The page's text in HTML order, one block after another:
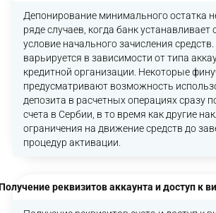
Депонирование минимального остатка
ряде случаев, когда банк устанавливает
условие начального зачисления
варьируется в зависимости от типа
кредитной организации. Некоторые
предусматривают возможность
депозита в расчетных операциях сразу
счета в Сербии, в то время как другие
ограничения на движение средств до
процедур активации.
реквизитов аккаунта и доступ к